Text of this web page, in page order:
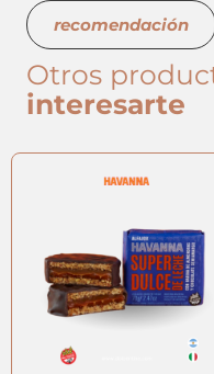
recomendación
Otros
interesarte